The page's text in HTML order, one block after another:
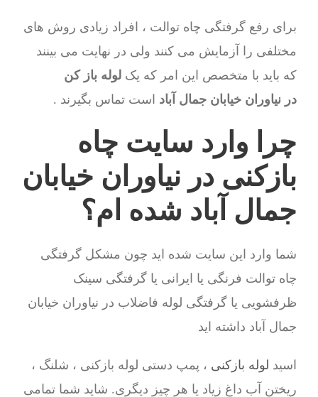
برای رفع گرفتگی چاه توالت ، افراد زیادی روش های
مختلفی را آزمایش می کنند ولی در نهایت می بینند
که باید با متخصص این امر که یک لوله باز کن
در نیاوران خیابان جمال آباد است تماس بگیرند .
چرا وارد سایت چاه
بازکنی در نیاوران خیابان
جمال آباد شده ام؟
شما وارد این سایت شده اید چون مشکل گرفتگی
چاه توالت فرنگی یا ایرانی یا گرفتگی سینک
ظرفشویی یا گرفتگی لوله فاضلاب در نیاوران خیابان
جمال آباد داشته اید
اسید لوله بازکنی ، پمپ دستی لوله بازکنی ، شلنگ ،
ریختن آب داغ زیاد یا هر چیز دیگری. شاید شما تمامی